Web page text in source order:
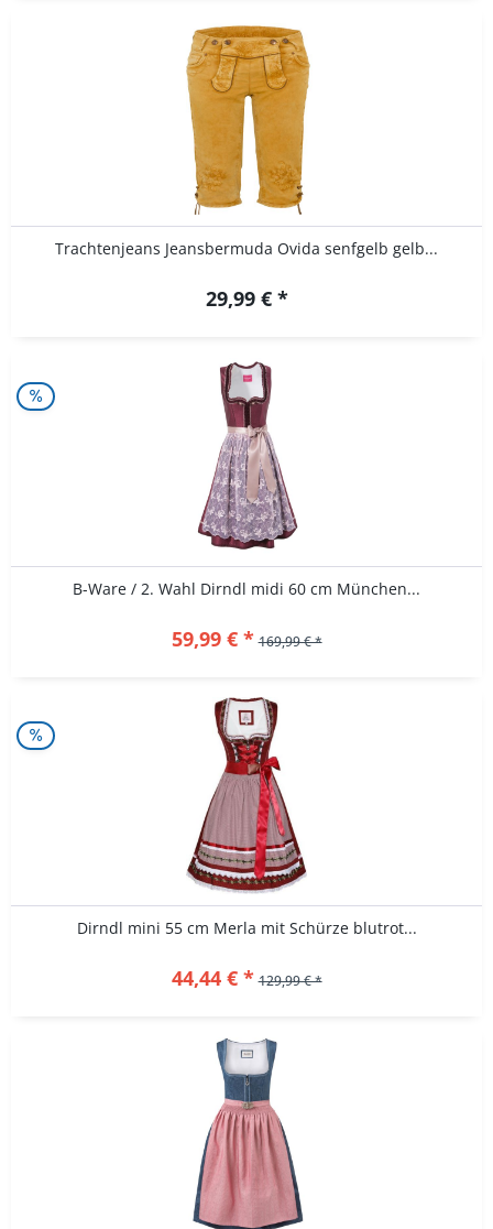
Trachtenjeans Jeansbermuda Ovida senfgelb gelb...
29,99 € *
B-Ware / 2. Wahl Dirndl midi 60 cm München...
59,99 € * 169,99 € *
Dirndl mini 55 cm Merla mit Schürze blutrot...
44,44 € * 129,99 € *